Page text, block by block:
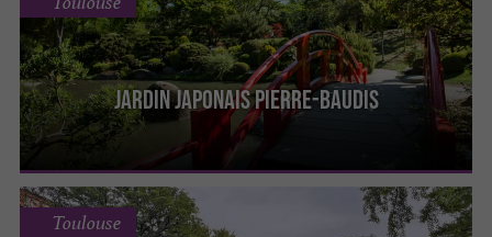
Jardin japonais Pierre-Baudis
Toulouse